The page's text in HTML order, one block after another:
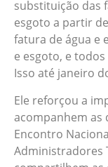
substituição das
esgoto a partir
fatura de água e
e esgoto, e
Isso até janeiro
Ele reforçou a
acompanhem as
Encontro
Administradores